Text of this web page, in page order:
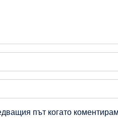
път когато